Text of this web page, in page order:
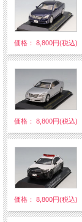
価格： 8,800円(税込)
価格： 8,800円(税込)
価格： 8,800円(税込)